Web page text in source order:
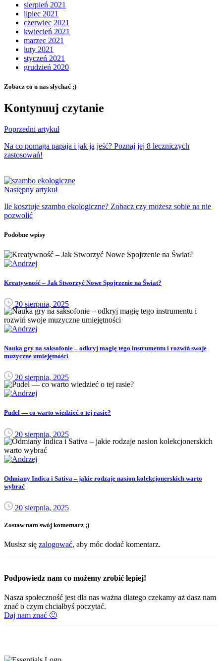
sierpień 2021
lipiec 2021
czerwiec 2021
kwiecień 2021
marzec 2021
luty 2021
styczeń 2021
grudzień 2020
Zobacz co u nas słychać ;)
Kontynuuj czytanie
Poprzedni artykuł
Na co pomaga papaja i jak ją jeść? Poznaj jej 8 leczniczych
zastosowań!
Następny artykuł
Ile kosztuje szambo ekologiczne? Zobacz czy możesz sobie na nie
pozwolić
Podobne wpisy
Kreatywność – Jak Stworzyć Nowe Spojrzenie na Świat?
20 sierpnia, 2025
Nauka gry na saksofonie – odkryj magię tego instrumentu i rozwiń swoje
muzyczne umiejętności
20 sierpnia, 2025
Pudel — co warto wiedzieć o tej rasie?
20 sierpnia, 2025
Odmiany Indica i Sativa – jakie rodzaje nasion kolekcjonerskich warto
wybrać
20 sierpnia, 2025
Zostaw nam swój komentarz ;)
Musisz się zalogować, aby móc dodać komentarz.
Podpowiedz nam co możemy zrobić lepiej!
Nasza społeczność jest dla nas ważna dlatego czekamy aż dasz nam
znać o czym chciałbyś poczytać.
Daj nam znać 🙂